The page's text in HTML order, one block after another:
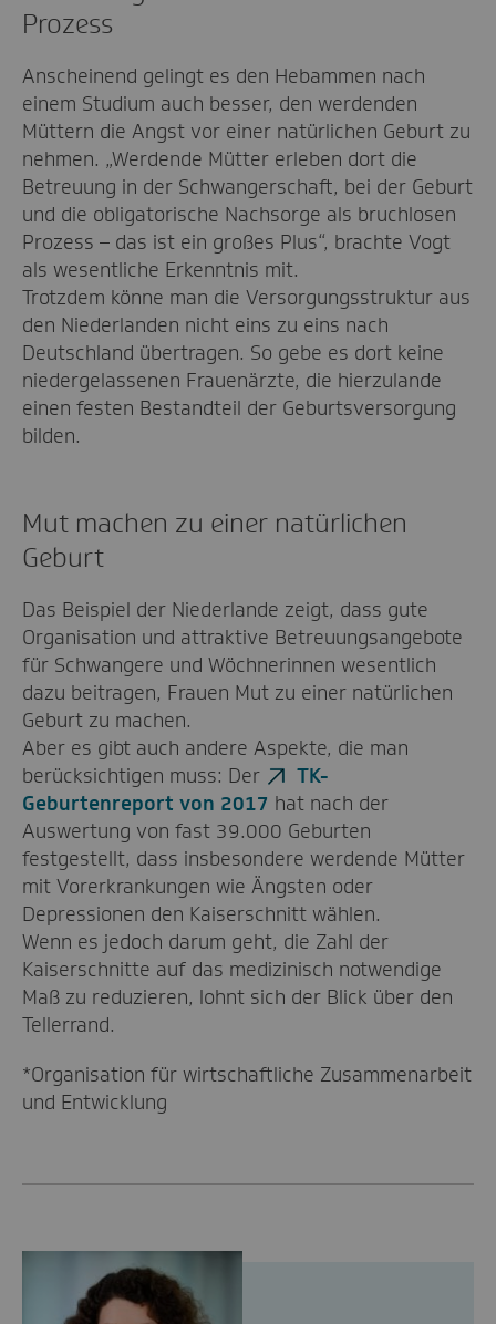
Prozess
Anscheinend gelingt es den Hebammen nach
einem Studium auch besser, den werdenden
Müttern die Angst vor einer natürlichen Geburt zu
nehmen. „Werdende Mütter erleben dort die
Betreuung in der Schwangerschaft, bei der Geburt
und die obligatorische Nachsorge als bruchlosen
Prozess – das ist ein großes Plus“, brachte Vogt
als wesentliche Erkenntnis mit.
Trotzdem könne man die Versorgungsstruktur aus
den Niederlanden nicht eins zu eins nach
Deutschland übertragen. So gebe es dort keine
niedergelassenen Frauenärzte, die hierzulande
einen festen Bestandteil der Geburtsversorgung
bilden.
Mut machen zu einer natürlichen
Geburt
Das Beispiel der Niederlande zeigt, dass gute
Organisation und attraktive Betreuungsangebote
für Schwangere und Wöchnerinnen wesentlich
dazu beitragen, Frauen Mut zu einer natürlichen
Geburt zu machen.
Aber es gibt auch andere Aspekte, die man
berücksichtigen muss: Der
TK-
Geburtenreport von 2017 hat nach der
Auswertung von fast 39.000 Geburten
festgestellt, dass insbesondere werdende Mütter
mit Vorerkrankungen wie Ängsten oder
Depressionen den Kaiserschnitt wählen.
Wenn es jedoch darum geht, die Zahl der
Kaiserschnitte auf das medizinisch notwendige
Maß zu reduzieren, lohnt sich der Blick über den
Tellerrand.
*Organisation für wirtschaftliche Zusammenarbeit
und Entwicklung